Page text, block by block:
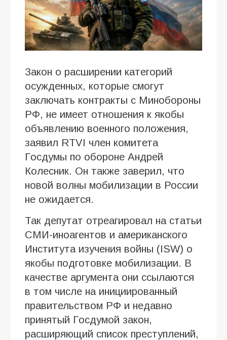
Закон о расширении категорий
осужденных, которые смогут
заключать контракты с Минобороны
РФ, не имеет отношения к якобы
объявлению военного положения,
заявил RTVI член комитета
Госдумы по обороне Андрей
Колесник. Он также заверил, что
новой волны мобилизации в России
не ожидается.
Так депутат отреагировал на статьи
СМИ-иноагентов и американского
Института изучения войны (ISW) о
якобы подготовке мобилизации. В
качестве аргумента они ссылаются
в том числе на инициированный
правительством РФ и недавно
принятый Госдумой закон,
расширяющий список преступлений,